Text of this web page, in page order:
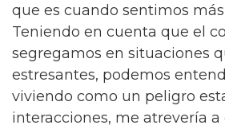
que es cuando sentimos
Teniendo en cuenta que el
segregamos en situaciones
estresantes, podemos
viviendo como un peligro
interacciones, me atrevería a